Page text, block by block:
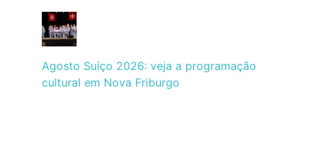
Agosto Suíço 2026: veja a programação
cultural em Nova Friburgo